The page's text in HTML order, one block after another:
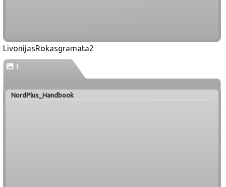
LivonijasRokasgramata2
1
NordPlus_Handbook